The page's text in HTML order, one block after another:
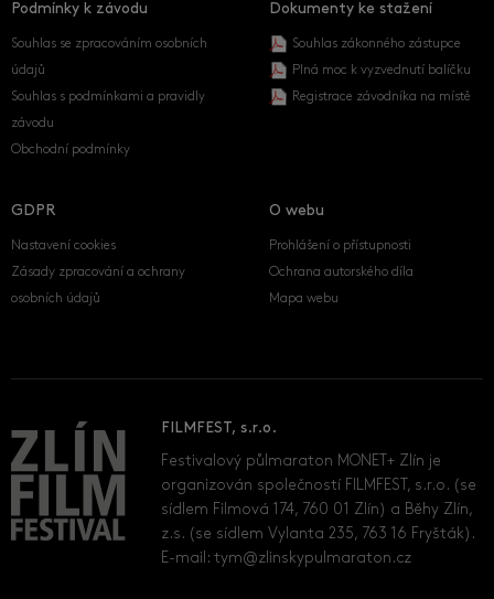
Podmínky k závodu
Souhlas se zpracováním osobních
údajů
Souhlas s podmínkami a pravidly
závodu
Obchodní podmínky
Dokumenty ke stažení
Souhlas zákonného zástupce
Plná moc k vyzvednutí balíčku
Registrace závodníka na místě
GDPR
Nastavení cookies
Zásady zpracování a ochrany
osobních údajů
O webu
Prohlášení o přístupnosti
Ochrana autorského díla
Mapa webu
FILMFEST, s.r.o.
Festivalový půlmaraton MONET+ Zlín je
organizován společností FILMFEST, s.r.o. (se
sídlem Filmová 174, 760 01 Zlín) a Běhy Zlín,
z.s. (se sídlem Vylanta 235, 763 16 Fryšták).
E-mail:tym@zlinskypulmaraton.cz